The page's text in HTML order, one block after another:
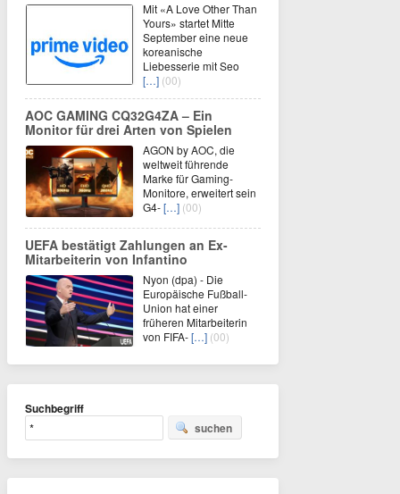
Mit «A Love Other Than
Yours» startet Mitte
September eine neue
koreanische
Liebesserie mit Seo
[…] (00)
AOC GAMING CQ32G4ZA – Ein
Monitor für drei Arten von Spielen
AGON by AOC, die
weltweit führende
Marke für Gaming-
Monitore, erweitert sein
G4-[…] (00)
UEFA bestätigt Zahlungen an Ex-
Mitarbeiterin von Infantino
Nyon (dpa) - Die
Europäische Fußball-
Union hat einer
früheren Mitarbeiterin
von FIFA-[…] (00)
Suchbegriff
suchen